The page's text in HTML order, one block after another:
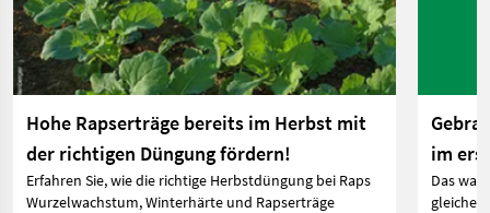
Hohe Rapserträge bereits im Herbst mit
der richtigen Düngung fördern!
Erfahren Sie, wie die richtige Herbstdüngung bei Raps
Wurzelwachstum, Winterhärte und Rapserträge
im
Das
gleichen